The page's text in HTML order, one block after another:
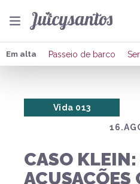
Em alta Passeio de barco
Vida 013
CASO KLEIN:
ACUSAÇÕES